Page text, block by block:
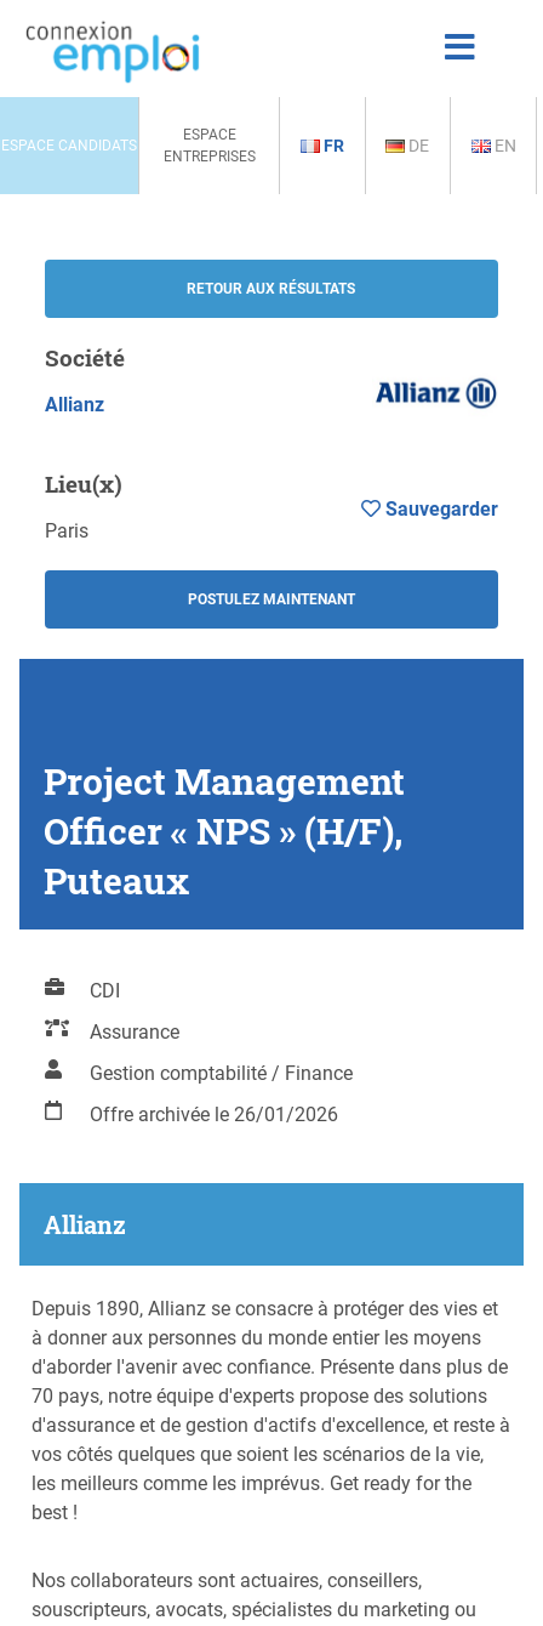
ESPACE CANDIDATS
ESPACE
ENTREPRISES
FR DE EN
RETOUR AUX RÉSULTATS
Société
Allianz
Lieu(x)
Paris
POSTULEZ MAINTENANT
Sauvegarder
Project Management
Officer « NPS » (H/F),
Puteaux
CDI
Assurance
Gestion comptabilité / Finance
Offre archivée le 26/01/2026
Allianz
Depuis 1890, Allianz se consacre à protéger des vies et
à donner aux personnes du monde entier les moyens
d'aborder l'avenir avec confiance. Présente dans plus de
70 pays, notre équipe d'experts propose des solutions
d'assurance et de gestion d'actifs d'excellence, et reste à
vos côtés quelques que soient les scénarios de la vie,
les meilleurs comme les imprévus. Get ready for the
best !
Nos collaborateurs sont actuaires, conseillers,
souscripteurs, avocats, spécialistes du marketing ou